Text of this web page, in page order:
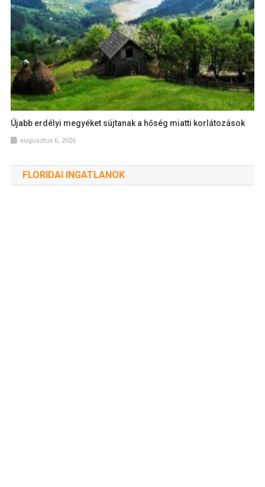
Újabb erdélyi megyéket sújtanak a hőség miatti korlátozások
augusztus 6, 2026
FLORIDAI INGATLANOK